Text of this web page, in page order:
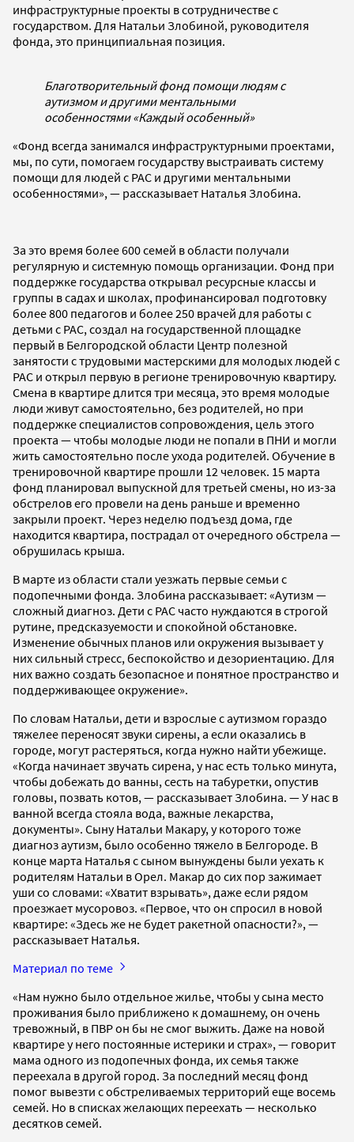
инфраструктурные проекты в сотрудничестве с
государством. Для Натальи Злобиной, руководителя
фонда, это принципиальная позиция.
Благотворительный фонд помощи людям с
аутизмом и другими ментальными
особенностями «Каждый особенный»
«Фонд всегда занимался инфраструктурными проектами,
мы, по сути, помогаем государству выстраивать систему
помощи для людей с РАС и другими ментальными
особенностями», — рассказывает Наталья Злобина.
За это время более 600 семей в области получали
регулярную и системную помощь организации. Фонд при
поддержке государства открывал ресурсные классы и
группы в садах и школах, профинансировал подготовку
более 800 педагогов и более 250 врачей для работы с
детьми с РАС, создал на государственной площадке
первый в Белгородской области Центр полезной
занятости с трудовыми мастерскими для молодых людей с
РАС и открыл первую в регионе тренировочную квартиру.
Смена в квартире длится три месяца, это время молодые
люди живут самостоятельно, без родителей, но при
поддержке специалистов сопровождения, цель этого
проекта — чтобы молодые люди не попали в ПНИ и могли
жить самостоятельно после ухода родителей. Обучение в
тренировочной квартире прошли 12 человек. 15 марта
фонд планировал выпускной для третьей смены, но из-за
обстрелов его провели на день раньше и временно
закрыли проект. Через неделю подъезд дома, где
находится квартира, пострадал от очередного обстрела —
обрушилась крыша.
В марте из области стали уезжать первые семьи с
подопечными фонда. Злобина рассказывает: «Аутизм —
сложный диагноз. Дети с РАС часто нуждаются в строгой
рутине, предсказуемости и спокойной обстановке.
Изменение обычных планов или окружения вызывает у
них сильный стресс, беспокойство и дезориентацию. Для
них важно создать безопасное и понятное пространство и
поддерживающее окружение».
По словам Натальи, дети и взрослые с аутизмом гораздо
тяжелее переносят звуки сирены, а если оказались в
городе, могут растеряться, когда нужно найти убежище.
«Когда начинает звучать сирена, у нас есть только минута,
чтобы добежать до ванны, сесть на табуретки, опустив
головы, позвать котов, — рассказывает Злобина. — У нас в
ванной всегда стояла вода, важные лекарства,
документы». Сыну Натальи Макару, у которого тоже
диагноз аутизм, было особенно тяжело в Белгороде. В
конце марта Наталья с сыном вынуждены были уехать к
родителям Натальи в Орел. Макар до сих пор зажимает
уши со словами: «Хватит взрывать», даже если рядом
проезжает мусоровоз. «Первое, что он спросил в новой
квартире: «Здесь же не будет ракетной опасности?», —
рассказывает Наталья.
Материал по теме
«Нам нужно было отдельное жилье, чтобы у сына место
проживания было приближено к домашнему, он очень
тревожный, в ПВР он бы не смог выжить. Даже на новой
квартире у него постоянные истерики и страх», — говорит
мама одного из подопечных фонда, их семья также
переехала в другой город. За последний месяц фонд
помог вывезти с обстреливаемых территорий еще восемь
семей. Но в списках желающих переехать — несколько
десятков семей.